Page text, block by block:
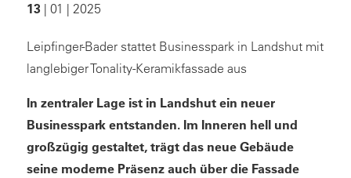
13 | 01 | 2025
Leipfinger-Bader stattet Businesspark in Landshut mit
langlebiger Tonality-Keramikfassade aus
In zentraler Lage ist in Landshut ein neuer
Businesspark entstanden. Im Inneren hell und
großzügig gestaltet, trägt das neue Gebäude
seine moderne Präsenz auch über die Fassade